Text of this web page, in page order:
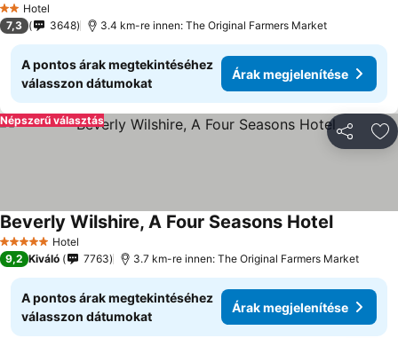
2 Kategória
Hotel
7,3 3648 3.4 km-re innen: The Original Farmers Market
A pontos árak megtekintéséhez
válasszon dátumokat
Árak megjelenítése
Népszerű választás
5 KategóriaHotel
Beverly Wilshire, A Four Seasons Hotel
9,2 Kiváló 7763 3.7 km-re innen: The Original Farmers Market
A pontos árak megtekintéséhez
válasszon dátumokat
Árak megjelenítése